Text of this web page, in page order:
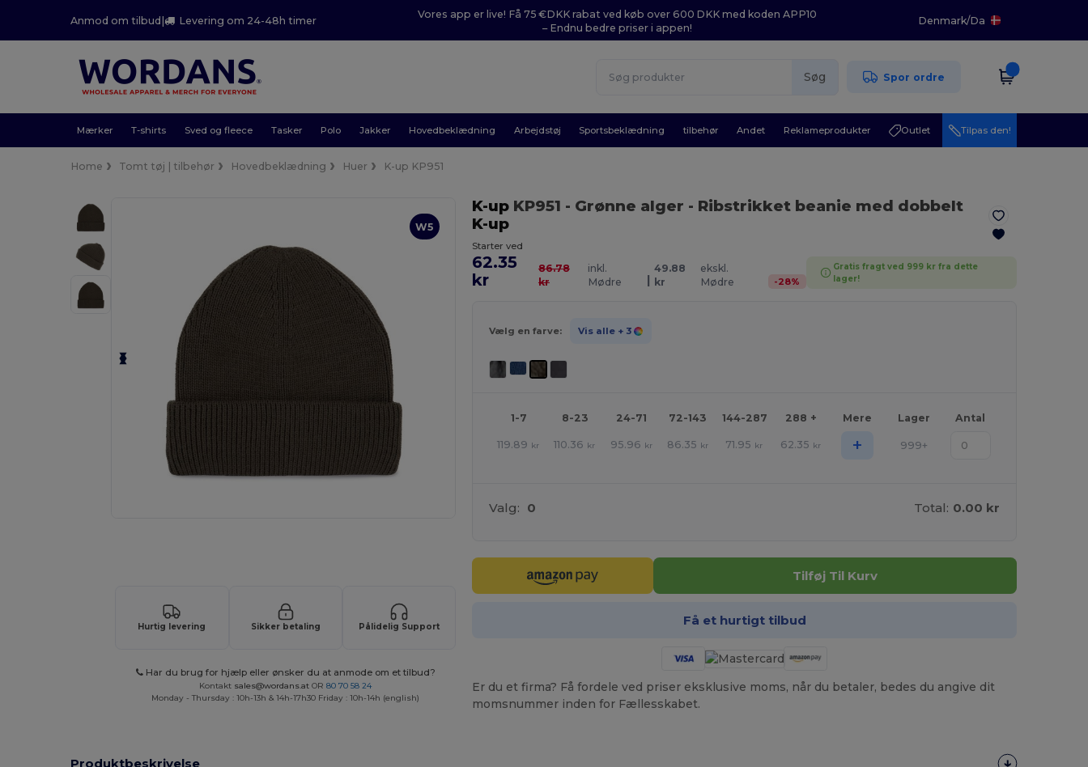
Anmod om tilbud| Levering om 24-48h timer
Vores app er live! Få 75 €DKK rabat ved køb over 600 DKK med koden APP10
– Endnu bedre priser i appen!
Denmark/Da
Søg Spor ordre
Mærker T-shirts Sved og fleece Tasker Polo Jakker Hovedbeklædning Arbejdstøj Sportsbeklædning tilbehør Andet Reklameprodukter Outlet Tilpas den!
Home Tomt tøj | tilbehør Hovedbeklædning Huer K-up KP951
W5
Hurtig levering Sikker betaling Pålidelig Support
Har du brug for hjælp eller ønsker du at anmode om et tilbud?
Kontakt sales@wordans.at OR80 70 58 24
Monday - Thursday : 10h-13h & 14h-17h30 Friday : 10h-14h (english)
K-upKP951 - Grønne alger - Ribstrikket beanie med dobbelt
K-up
Starter ved
62.35
kr
86.78
kr
inkl.
Mødre
|
49.88
kr
ekskl.
Mødre
-28%
Gratis fragt ved 999 kr fra dette
lager!
Vælg en farve: Vis alle + 3
1-7 8-23 24-71 72-143 144-287 288 + Mere Lager Antal
119.89 kr 110.36 kr 95.96 kr 86.35 kr 71.95 kr 62.35 kr + 999+
Valg: 0 Total: 0.00 kr
Tilføj Til Kurv
Få et hurtigt tilbud
Er du et firma? Få fordele ved priser eksklusive moms, når du betaler, bedes du angive dit
momsnummer inden for Fællesskabet.
Produktbeskrivelse